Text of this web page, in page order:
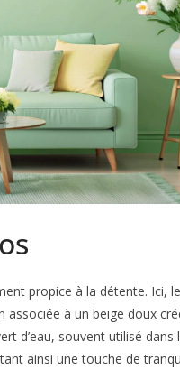
propice à la détente. Ici,
à un beige doux
d’eau, souvent utilisé dans
ainsi une touche de